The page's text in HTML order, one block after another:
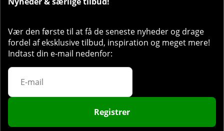
for få minutter.
Opbevaring:
Opbevares tørt, køligt og beskyttet mod sollys. Luk
Holdbarhed:
Øvrig information:
Vær den første til at få de seneste nyheder og drage
fordel af eksklusive tilbud, inspiration og meget mere!
Indtast din e-mail nedenfor:
Registrer